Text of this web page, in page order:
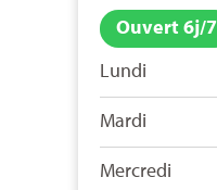
Ouvert 6j/7
Lundi
Mardi
Mercredi